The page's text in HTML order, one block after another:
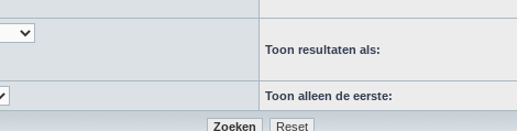
Toon resultaten als:
Toon alleen de eerste: